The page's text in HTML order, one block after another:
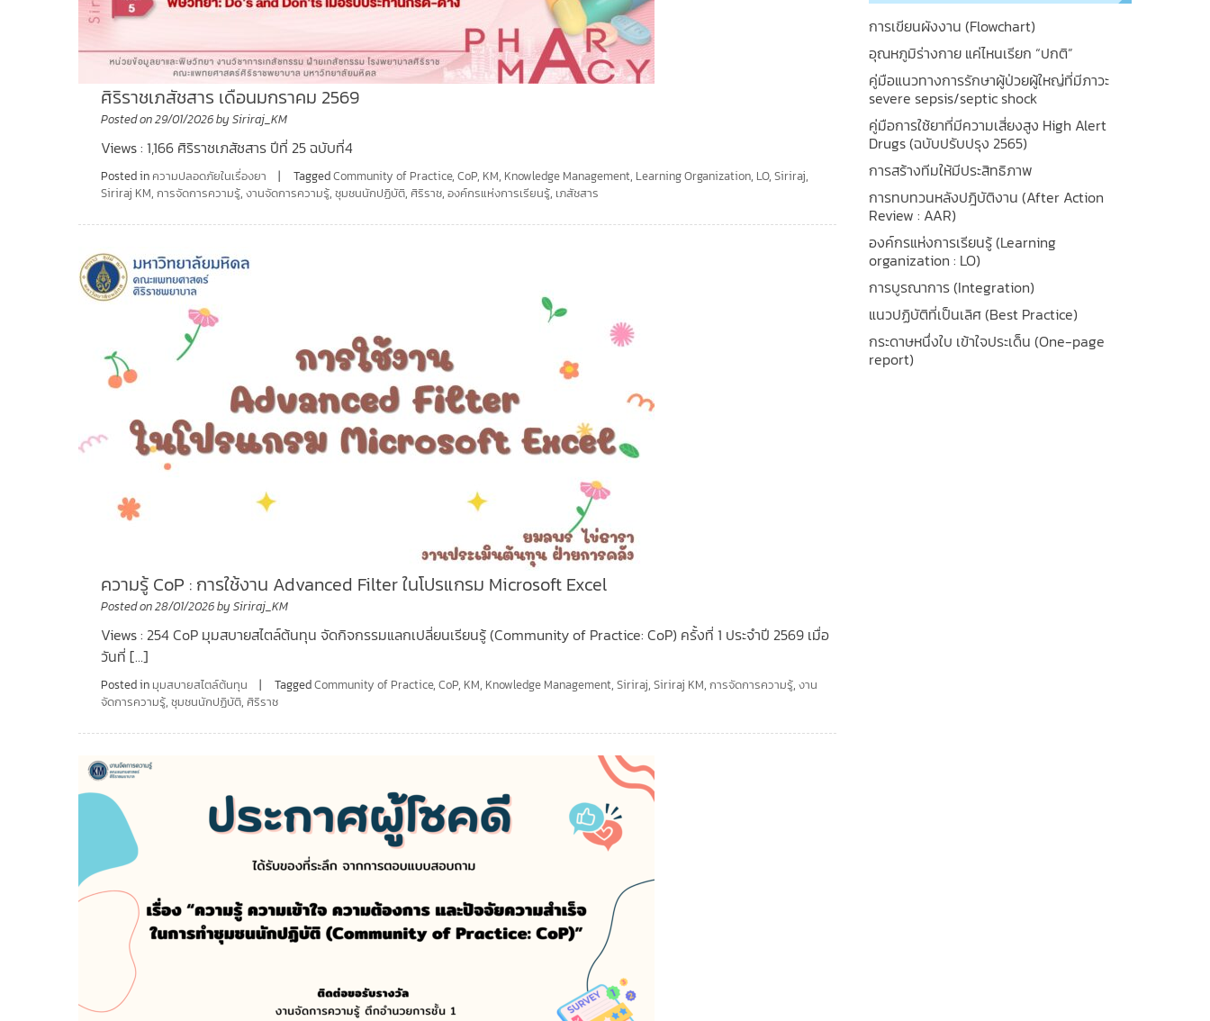
ศิริราชเภสัชสาร เดือนมกราคม 2569
Posted on29/01/2026bySiriraj_KM
Views : 1,166 ศิริราชเภสัชสาร ปีที่ 25 ฉบับที่4
Posted in ความปลอดภัยในเรื่องยา TaggedCommunity of Practice,CoP, KM, Knowledge Management, Learning Organization, LO,Siriraj,
Siriraj KM,การจัดการความรู้,งานจัดการความรู้,ชุมชนนักปฏิบัติ, ศิริราช,องค์กรแห่งการเรียนรู้, เภสัชสาร
ความรู้ CoP : การใช้งาน Advanced Filter ในโปรแกรม Microsoft Excel
Posted on28/01/2026bySiriraj_KM
Views : 254 CoP มุมสบายสไตล์ต้นทุน จัดกิจกรรมแลกเปลี่ยนเรียนรู้ (Community of Practice: CoP) ครั้งที่ 1 ประจำปี 2569 เมื่อ
วันที่ […]
Posted in มุมสบายสไตล์ต้นทุน TaggedCommunity of Practice,CoP, KM, Knowledge Management,Siriraj,Siriraj KM,การจัดการความรู้,งาน
จัดการความรู้,ชุมชนนักปฏิบัติ, ศิริราช
การเขียนผังงาน (Flowchart)
อุณหภูมิร่างกาย แค่ไหนเรียก “ปกติ”
คู่มือแนวทางการรักษาผู้ป่วยผู้ใหญ่ที่มีภาวะ
severe sepsis/septic shock
คู่มือการใช้ยาที่มีความเสี่ยงสูง High Alert
Drugs (ฉบับปรับปรุง 2565)
การสร้างทีมให้มีประสิทธิภาพ
การทบทวนหลังปฎิบัติงาน (After Action
Review : AAR)
องค์กรแห่งการเรียนรู้ (Learning
organization : LO)
การบูรณาการ (Integration)
แนวปฏิบัติที่เป็นเลิศ (Best Practice)
กระดาษหนึ่งใบ เข้าใจประเด็น (One-page
report)